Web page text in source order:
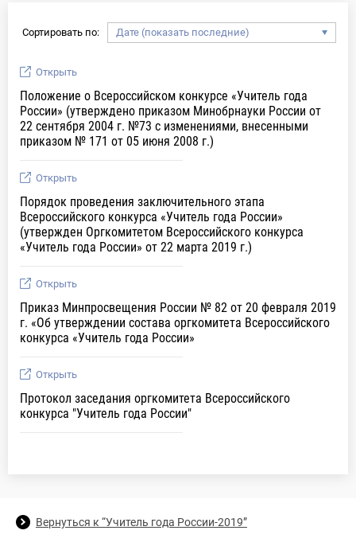
Сортировать по:
Открыть
Положение о Всероссийском конкурсе «Учитель года
России» (утверждено приказом Минобрнауки России от
22 сентября 2004 г. №73 с изменениями, внесенными
приказом № 171 от 05 июня 2008 г.)
Открыть
Порядок проведения заключительного этапа
Всероссийского конкурса «Учитель года России»
(утвержден Оргкомитетом Всероссийского конкурса
«Учитель года России» от 22 марта 2019 г.)
Открыть
Приказ Минпросвещения России № 82 от 20 февраля 2019
г. «Об утверждении состава оргкомитета Всероссийского
конкурса «Учитель года России»
Открыть
Протокол заседания оргкомитета Всероссийского
конкурса "Учитель года России"
Вернуться к “Учитель года России-2019”